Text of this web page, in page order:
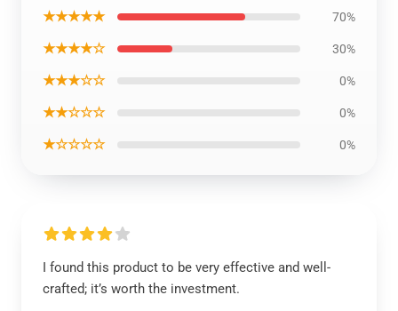
★★★★★ 70%
★★★★☆ 30%
★★★☆☆ 0%
★★☆☆☆ 0%
★☆☆☆☆ 0%
I found this product to be very effective and well-
crafted; it’s worth the investment.